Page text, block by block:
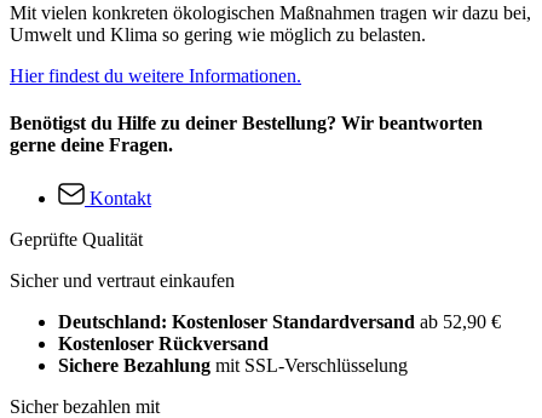
Mit vielen konkreten ökologischen Maßnahmen tragen wir dazu bei,
Umwelt und Klima so gering wie möglich zu belasten.
Hier findest du weitere Informationen.
Benötigst du Hilfe zu deiner Bestellung? Wir beantworten
gerne deine Fragen.
Kontakt
Geprüfte Qualität
Sicher und vertraut einkaufen
Deutschland: Kostenloser Standardversand ab 52,90 €
Kostenloser Rückversand
Sichere Bezahlung mit SSL-Verschlüsselung
Sicher bezahlen mit